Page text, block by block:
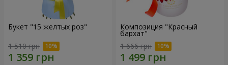
Букет "15 желтых роз"
1 510 грн
Композиция "Красный
бархат"
1 666 грн